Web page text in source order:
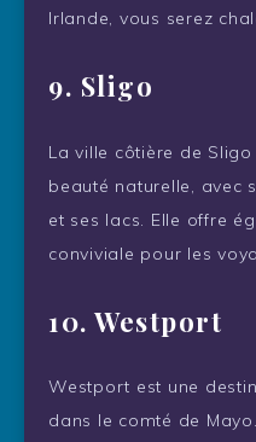
Irlande, vous serez
9. Sligo
La ville côtière de
beauté naturelle, avec
et ses lacs. Elle offre
conviviale pour les
10. Westport
Westport est une
dans le comté de